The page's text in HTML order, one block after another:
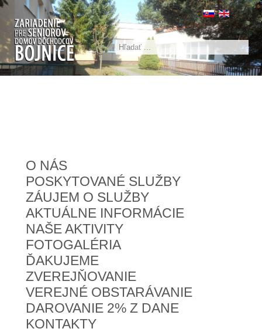
Hľadať
O NÁS
POSKYTOVANÉ SLUŽBY
ZÁUJEM O SLUŽBY
AKTUÁLNE INFORMÁCIE
NAŠE AKTIVITY
FOTOGALÉRIA
ĎAKUJEME
ZVEREJŇOVANIE
VEREJNÉ OBSTARÁVANIE
DAROVANIE 2% Z DANE
KONTAKTY